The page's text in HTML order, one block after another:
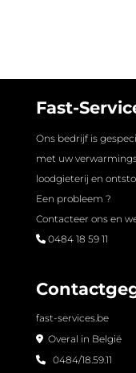
Fast-
Ons bedrijf is
met uw
loodgieterij en
Een probleem ?
Contacteer ons en
0484 18 59 11
fast-services.be
Overal in België
0484/18.59.11